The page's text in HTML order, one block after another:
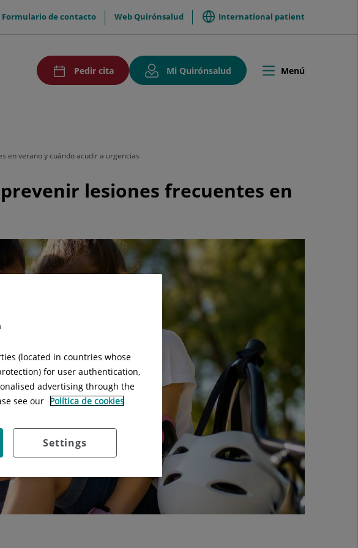
Formulario de contacto Web Quirónsalud International patient
menuAcceso
Pedir cita Este
enlace
se
Mi Quirónsalud Este
enlace
se
Toggle
Menú
en verano y cuándo acudir a urgencias
lesiones frecuentes en
(located in countries whose
for user authentication,
advertising through the
see our Política de cookies
Settings